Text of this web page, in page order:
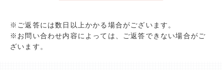
※ご返答には数日以上かかる場合がございます。
※お問い合わせ内容によっては、ご返答できない場合がご
ざいます。